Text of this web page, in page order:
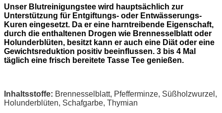
Unser Blutreinigungstee wird hauptsächlich zur
Unterstützung für Entgiftungs- oder Entwässerungs-
Kuren eingesetzt. Da er eine harntreibende Eigenschaft,
durch die enthaltenen Drogen wie Brennesselblatt oder
Holunderblüten, besitzt kann er auch eine Diät oder eine
Gewichtsreduktion positiv beeinflussen. 3 bis 4 Mal
täglich eine frisch bereitete Tasse Tee genießen.
Inhaltsstoffe: Brennesselblatt, Pfefferminze, Süßholzwurzel,
Holunderblüten, Schafgarbe, Thymian